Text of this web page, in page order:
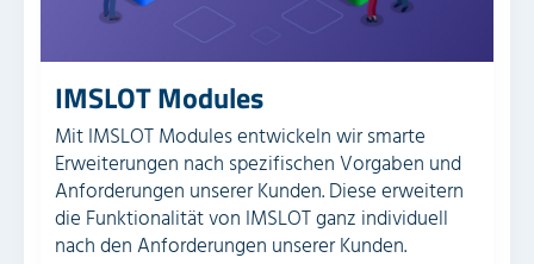
IMSLOT Modules
Mit IMSLOT Modules entwickeln wir smarte
Erweiterungen nach spezifischen Vorgaben und
Anforderungen unserer Kunden. Diese erweitern
die Funktionalität von IMSLOT ganz individuell
nach den Anforderungen unserer Kunden.